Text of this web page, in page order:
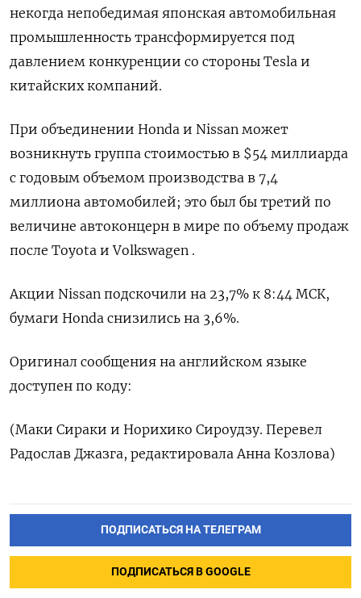
некогда непобедимая японская автомобильная
промышленность трансформируется под
давлением конкуренции со стороны Tesla и
китайских компаний.
При объединении Honda и Nissan может
возникнуть группа стоимостью в $54 миллиарда
с годовым объемом производства в 7,4
миллиона автомобилей; это был бы третий по
величине автоконцерн в мире по объему продаж
после Toyota и Volkswagen .
Акции Nissan подскочили на 23,7% к 8:44 МСК,
бумаги Honda снизились на 3,6%.
Оригинал сообщения на английском языке
доступен по коду:
(Маки Сираки и Норихико Сироудзу. Перевел
Радослав Джазга, редактировала Анна Козлова)
ПОДПИСАТЬСЯ НА ТЕЛЕГРАМ
ПОДПИСАТЬСЯ В GOOGLE